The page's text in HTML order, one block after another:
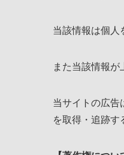
当該情報は個人
また当該情報が
当サイトの広告
を取得・追跡す